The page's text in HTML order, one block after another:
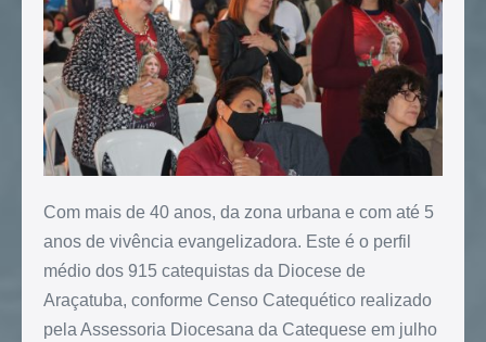
Com mais de 40 anos, da zona urbana e com até 5
anos de vivência evangelizadora. Este é o perfil
médio dos 915 catequistas da Diocese de
Araçatuba, conforme Censo Catequético realizado
pela Assessoria Diocesana da Catequese em julho